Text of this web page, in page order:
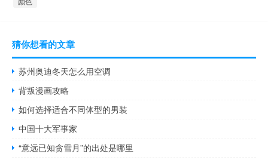
猜你想看的文章
苏州奥迪冬天怎么用空调
背叛漫画攻略
如何选择适合不同体型的男装
中国十大军事家
“意远已知贪雪月”的出处是哪里